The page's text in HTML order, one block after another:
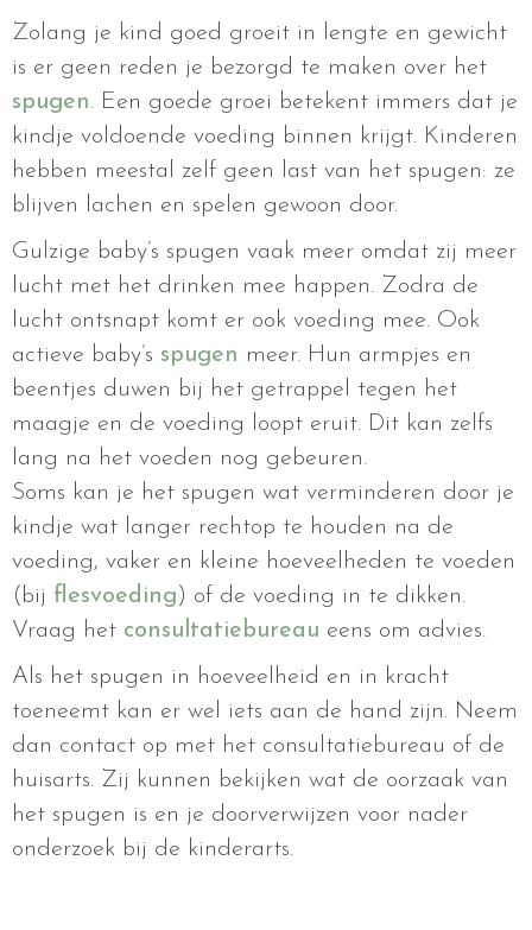
Zolang je kind goed groeit in lengte en gewicht
is er geen reden je bezorgd te maken over het
spugen. Een goede groei betekent immers dat je
kindje voldoende voeding binnen krijgt. Kinderen
hebben meestal zelf geen last van het spugen: ze
blijven lachen en spelen gewoon door.
Gulzige baby’s spugen vaak meer omdat zij meer
lucht met het drinken mee happen. Zodra de
lucht ontsnapt komt er ook voeding mee. Ook
actieve baby’s spugen meer. Hun armpjes en
beentjes duwen bij het getrappel tegen het
maagje en de voeding loopt eruit. Dit kan zelfs
lang na het voeden nog gebeuren.
Soms kan je het spugen wat verminderen door je
kindje wat langer rechtop te houden na de
voeding, vaker en kleine hoeveelheden te voeden
(bij flesvoeding ) of de voeding in te dikken.
Vraag het consultatiebureau eens om advies.
Als het spugen in hoeveelheid en in kracht
toeneemt kan er wel iets aan de hand zijn. Neem
dan contact op met het consultatiebureau of de
huisarts. Zij kunnen bekijken wat de oorzaak van
het spugen is en je doorverwijzen voor nader
onderzoek bij de kinderarts.